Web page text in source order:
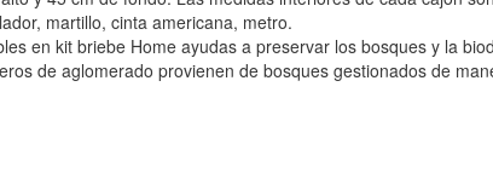
martillo, cinta americana, metro.
en kit briebe Home ayudas a preservar los bosques y la
de aglomerado provienen de bosques gestionados de